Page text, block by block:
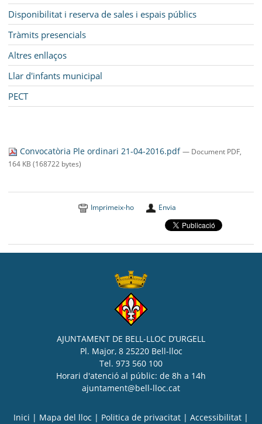
Disponibilitat i reserva de sales i espais públics
Tràmits presencials
Altres enllaços
Llar d'infants municipal
PECT
Convocatòria Ple ordinari 21-04-2016.pdf— Document PDF,
164 KB (168722 bytes)
Imprimeix-ho Envia
AJUNTAMENT DE BELL-LLOC D’URGELL
Pl. Major, 8 25220 Bell-lloc
Tel. 973 560 100
Horari d'atenció al públic: de 8h a 14h
ajuntament@bell-lloc.cat
Inici Mapa del lloc Politica de privacitat Accessibilitat